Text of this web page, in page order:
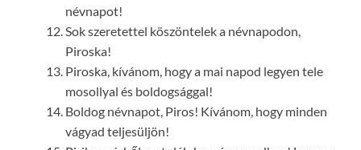
névnapot!
Sok szeretettel köszöntelek a névnapodon,
Piroska!
Piroska, kívánom, hogy a mai napod legyen tele
mosollyal és boldogsággal!
Boldog névnapot, Piros! Kívánom, hogy minden
vágyad teljesüljön!